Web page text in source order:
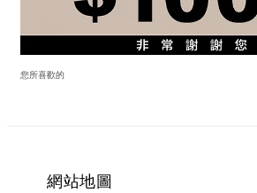
您所喜歡的
網站地圖